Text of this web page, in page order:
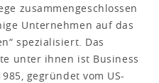
zusammengeschlossen
Unternehmen auf das
spezialisiert. Das
unter ihnen ist Business
gegründet vom US-